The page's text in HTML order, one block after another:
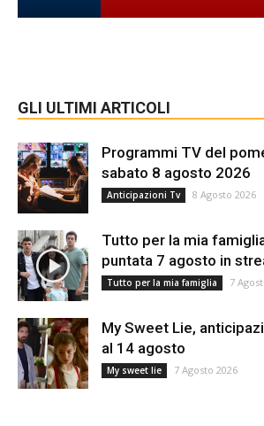
GLI ULTIMI ARTICOLI
Programmi TV del
sabato 8 agosto 2026
Anticipazioni Tv 8 Agosto 2026
Tutto per la mia
puntata 7 agosto in
Tutto per la mia famiglia 7
My Sweet Lie,
al 14 agosto
My sweet lie 7 Agosto 2026